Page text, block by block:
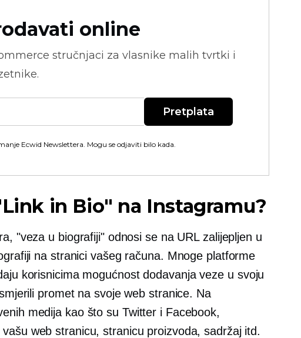
online
stručnjaci za vlasnike malih tvrtki i
Pretplata
Ecwid Newslettera. Mogu se odjaviti bilo kada.
in Bio" na Instagramu?
"veza u biografiji" odnosi se na URL zalijepljen u
na stranici vašeg računa. Mnoge platforme
korisnicima mogućnost dodavanja veze u svoju
promet na svoje web stranice. Na
medija kao što su Twitter i Facebook,
web stranicu, stranicu proizvoda, sadržaj itd.